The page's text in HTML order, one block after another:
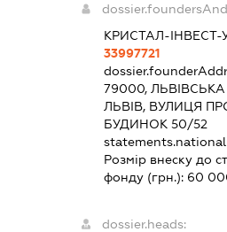
КРИСТАЛ-ІНВЕСТ-
33997721
79000,
ЛЬВІВ, ВУЛИЦЯ
БУДИНОК 50/52
Розмір внеску до
фонду (грн.): 60
dossier.heads: